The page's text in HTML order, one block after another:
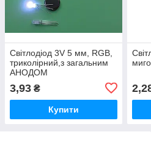
Світлодіод 3V 5 мм, RGB,
триколірний,з загальним
АНОДОМ
3,93₴
Купити